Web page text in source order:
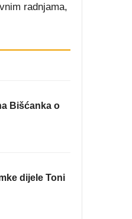
radnjama,
Bišćanka o
dijele Toni